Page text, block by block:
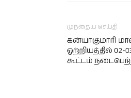
முந்தைய செய்தி
கன்யாகுமாரி
ஓற்றியத்தில் 02-
கூட்டம்